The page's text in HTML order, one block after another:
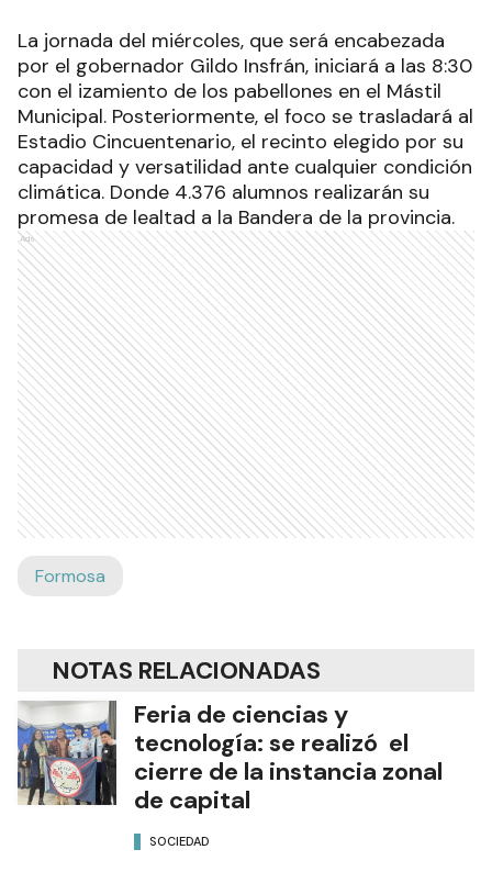
La jornada del miércoles, que será encabezada
por el gobernador Gildo Insfrán, iniciará a las 8:30
con el izamiento de los pabellones en el Mástil
Municipal. Posteriormente, el foco se trasladará al
Estadio Cincuentenario, el recinto elegido por su
capacidad y versatilidad ante cualquier condición
climática. Donde 4.376 alumnos realizarán su
promesa de lealtad a la Bandera de la provincia.
Ads
Formosa
NOTAS RELACIONADAS
Feria de ciencias y
tecnología: se realizó el
cierre de la instancia zonal
de capital
SOCIEDAD